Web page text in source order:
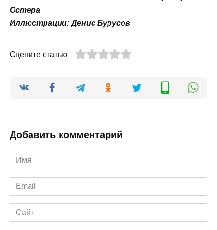
Остера
Иллюстрации: Денис Бурусов
Оцените статью
Добавить комментарий
Имя
*
Email
*
Сайт